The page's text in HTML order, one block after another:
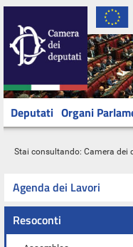
Deputati Organi
Stai consultando: Camera dei
Agenda dei Lavori
Resoconti